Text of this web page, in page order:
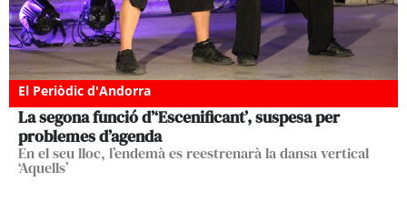
El Periòdic d'Andorra
La segona funció d’‘Escenificant’, suspesa per
problemes d’agenda
En el seu lloc, l’endemà es reestrenarà la dansa vertical
‘Aquells’